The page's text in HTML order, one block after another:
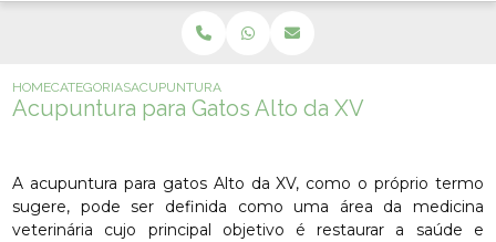
HOMECATEGORIASACUPUNTURA PARA GATOS ALTO DA XV
Acupuntura para Gatos Alto da XV
A acupuntura para gatos Alto da XV, como o próprio termo
sugere, pode ser definida como uma área da medicina
veterinária cujo principal objetivo é restaurar a saúde e